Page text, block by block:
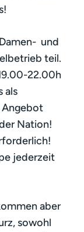
und
teil.
22.00h
als
Angebot
Nation!
jederzeit
aber
sowohl